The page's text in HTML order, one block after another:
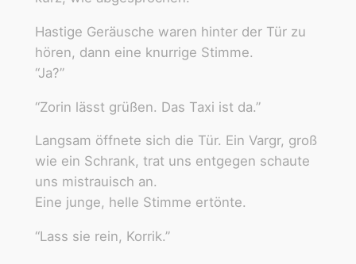
Hastige Geräusche waren hinter der Tür zu
hören, dann eine knurrige Stimme.
“Ja?”
“Zorin lässt grüßen. Das Taxi ist da.”
Langsam öffnete sich die Tür. Ein Vargr, groß
wie ein Schrank, trat uns entgegen schaute
uns mistrauisch an.
Eine junge, helle Stimme ertönte.
“Lass sie rein, Korrik.”